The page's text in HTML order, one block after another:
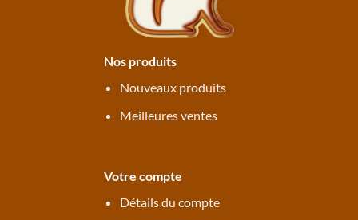
Nos produits
Nouveaux produits
Meilleures ventes
Votre compte
Détails du compte